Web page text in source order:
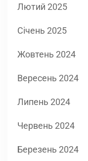
Лютий 2025
Січень 2025
Жовтень 2024
Вересень 2024
Липень 2024
Червень 2024
Березень 2024